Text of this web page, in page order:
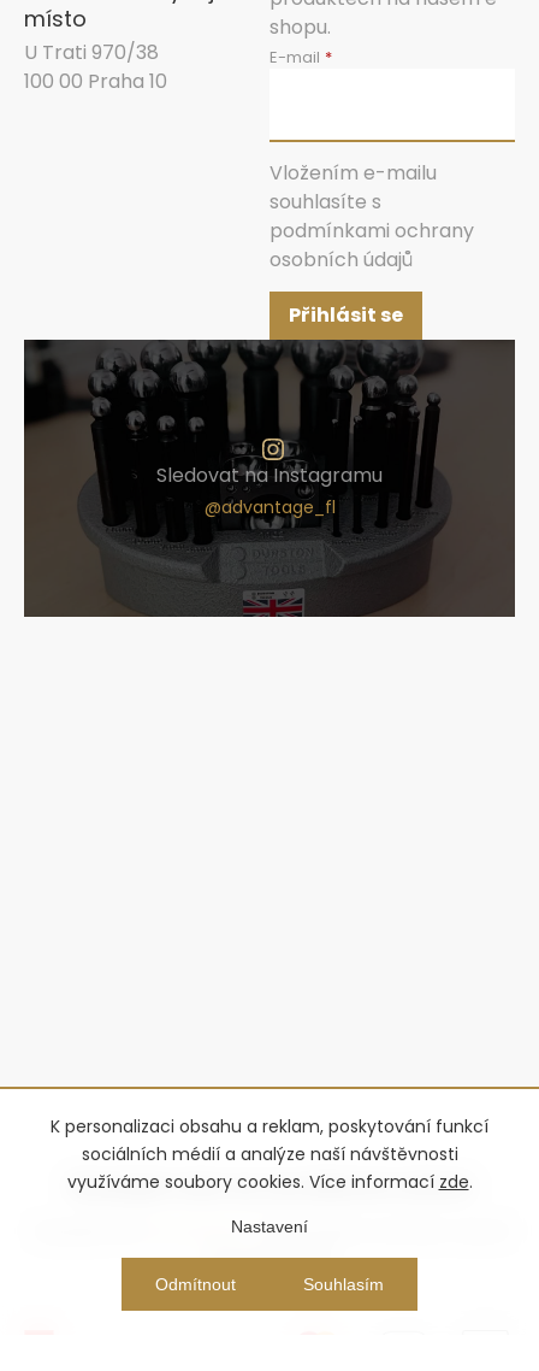
K personalizaci obsahu a reklam, poskytování funkcí
sociálních médií a analýze naší návštěvnosti
využíváme soubory cookies. Více informací zde.
Nastavení
Odmítnout Souhlasím
místo
U Trati 970/38
100 00 Praha 10
shopu.
E-mail
Vložením e-mailu
souhlasíte s
podmínkami ochrany
osobních údajů
Přihlásit se
Sledovat na Instagramu
Vytvořil Shoptet Premium
Advantage-fl. Všechna práva vyhrazena.
nastavení cookies